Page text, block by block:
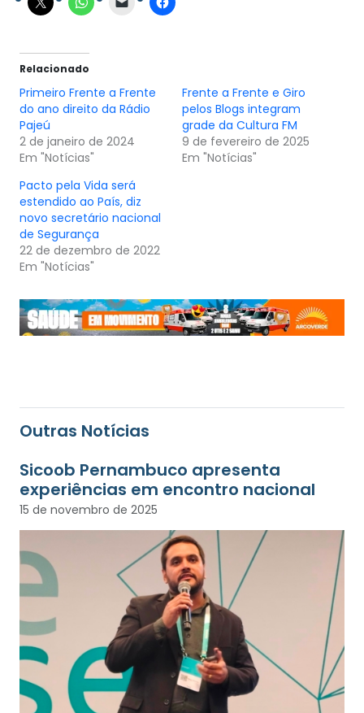
Relacionado
Primeiro Frente a Frente
do ano direito da Rádio
Pajeú
2 de janeiro de 2024
Em "Notícias"
Frente a Frente e Giro
pelos Blogs integram
grade da Cultura FM
9 de fevereiro de 2025
Em "Notícias"
Pacto pela Vida será
estendido ao País, diz
novo secretário nacional
de Segurança
22 de dezembro de 2022
Em "Notícias"
Outras Notícias
Sicoob Pernambuco apresenta
experiências em encontro nacional
15 de novembro de 2025